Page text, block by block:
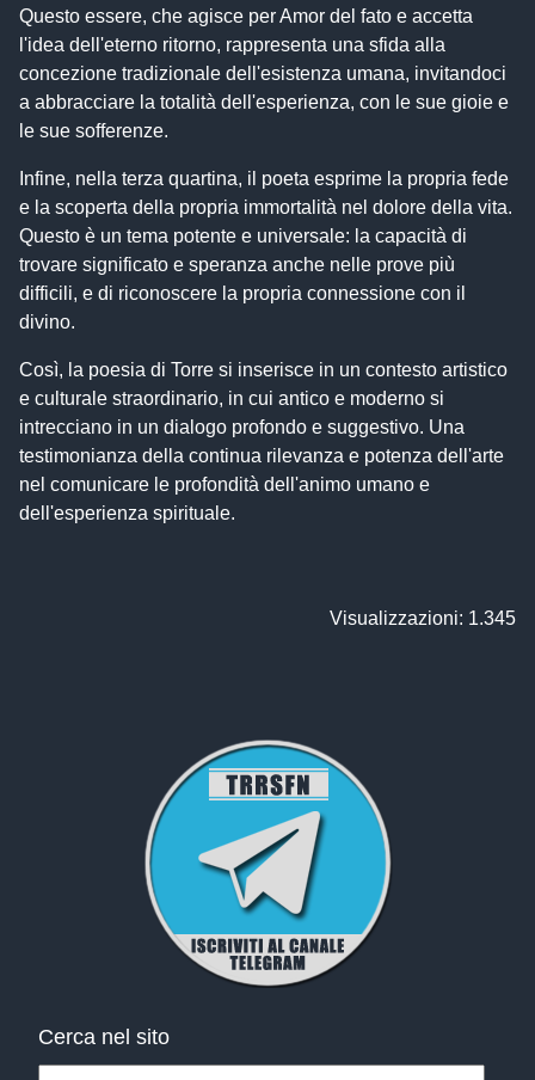
Questo essere, che agisce per Amor del fato e accetta
l'idea dell'eterno ritorno, rappresenta una sfida alla
concezione tradizionale dell'esistenza umana, invitandoci
a abbracciare la totalità dell'esperienza, con le sue gioie e
le sue sofferenze.
Infine, nella terza quartina, il poeta esprime la propria fede
e la scoperta della propria immortalità nel dolore della vita.
Questo è un tema potente e universale: la capacità di
trovare significato e speranza anche nelle prove più
difficili, e di riconoscere la propria connessione con il
divino.
Così, la poesia di Torre si inserisce in un contesto artistico
e culturale straordinario, in cui antico e moderno si
intrecciano in un dialogo profondo e suggestivo. Una
testimonianza della continua rilevanza e potenza dell'arte
nel comunicare le profondità dell'animo umano e
dell'esperienza spirituale.
Visualizzazioni: 1.345
Cerca nel sito